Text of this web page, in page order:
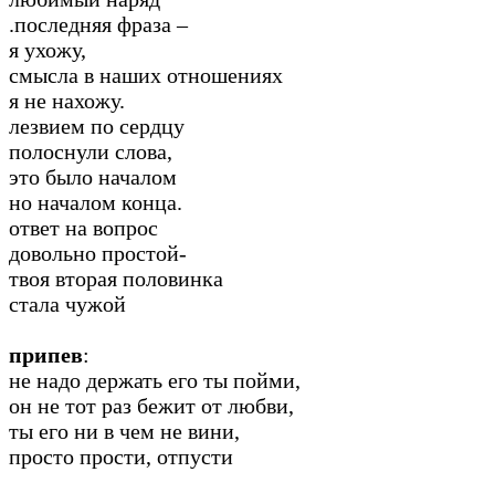
.последняя фраза –
я ухожу,
смысла в наших отношениях
я не нахожу.
лезвием по сердцу
полоснули слова,
это было началом
но началом конца.
ответ на вопрос
довольно простой-
твоя вторая половинка
стала чужой
припев:
не надо держать его ты пойми,
он не тот раз бежит от любви,
ты его ни в чем не вини,
просто прости, отпусти